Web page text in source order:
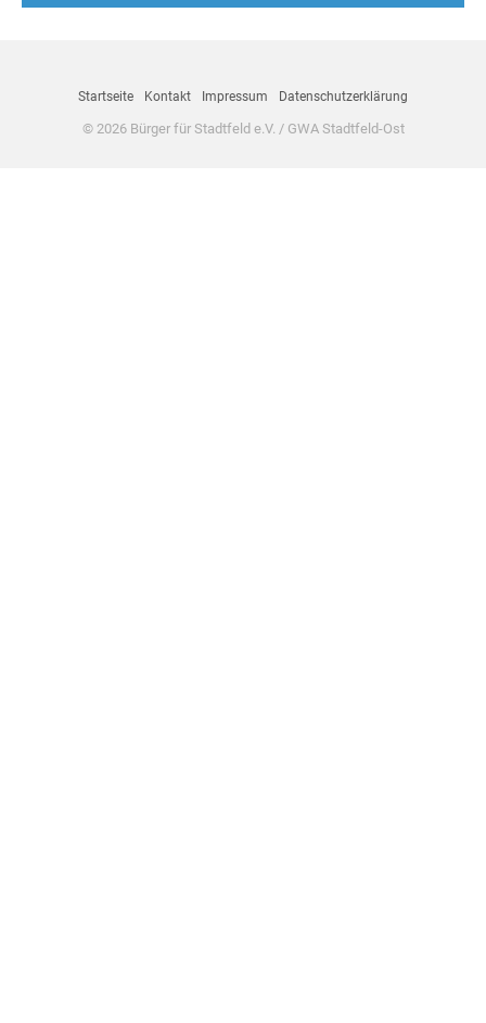
Startseite Kontakt Impressum Datenschutzerklärung
© 2026 Bürger für Stadtfeld e.V. / GWA Stadtfeld-Ost